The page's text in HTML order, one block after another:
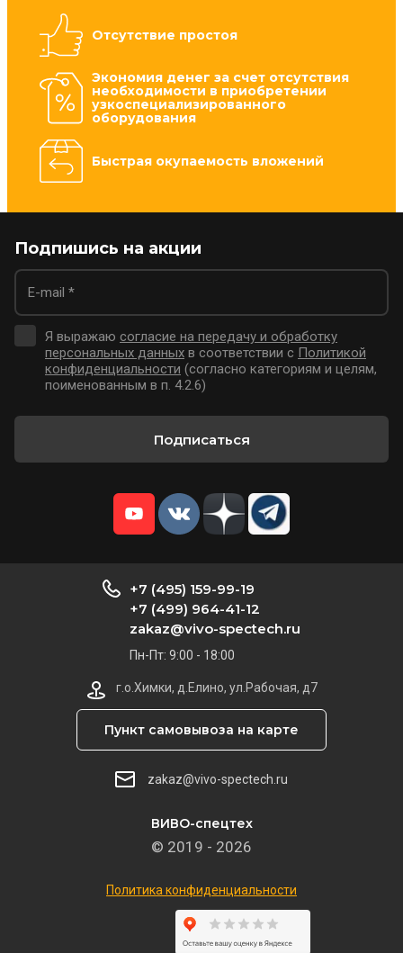
Отсутствие простоя
Экономия денег за счет отсутствия
необходимости в приобретении
узкоспециализированного
оборудования
Быстрая окупаемость вложений
Подпишись на акции
Я выражаю согласие на передачу и обработку
персональных данных в соответствии с Политикой
конфиденциальности (согласно категориям и целям,
поименованным в п. 4.2.6)
Подписаться
ВИВО-спецтех
© 2019 - 2026
Политика конфиденциальности
+7 (495) 159-99-19
+7 (499) 964-41-12
zakaz@vivo-spectech.ru
Пн-Пт: 9:00 - 18:00
г.о.Химки, д.Елино, ул.Рабочая, д7
Пункт самовывоза на карте
zakaz@vivo-spectech.ru